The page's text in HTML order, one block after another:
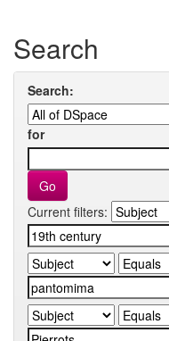
Search
Search:
for
Current filters: